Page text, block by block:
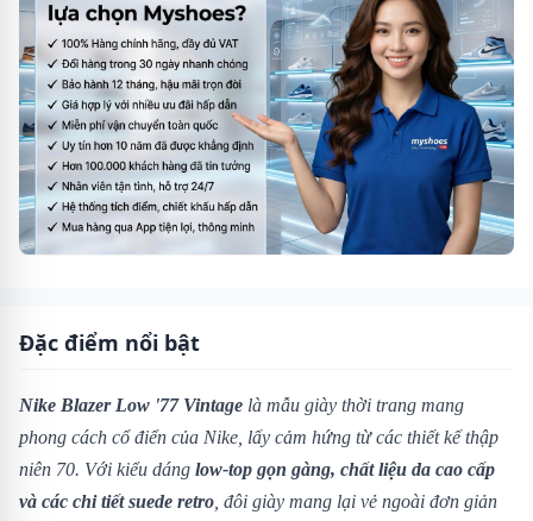
Đặc điểm nổi bật
Nike Blazer Low '77 Vintage là mẫu giày thời trang mang
phong cách cổ điển của Nike, lấy cảm hứng từ các thiết kế thập
niên 70. Với kiểu dáng low-top gọn gàng, chất liệu da cao cấp
và các chi tiết suede retro , đôi giày mang lại vẻ ngoài đơn giản